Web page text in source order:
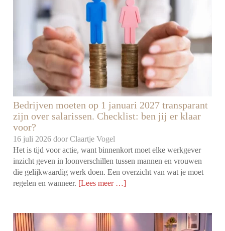
Bedrijven moeten op 1 januari 2027 transparant
zijn over salarissen. Checklist: ben jij er klaar
voor?
16 juli 2026 doorClaartje Vogel
Het is tijd voor actie, want binnenkort moet elke werkgever
inzicht geven in loonverschillen tussen mannen en vrouwen
die gelijkwaardig werk doen. Een overzicht van wat je moet
regelen en wanneer. [Lees meer …]